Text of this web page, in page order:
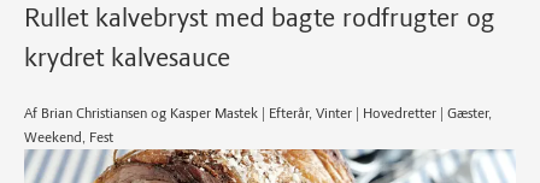
Rullet kalvebryst med bagte rodfrugter og
krydret kalvesauce
Af Brian Christiansen og Kasper Mastek | Efterår, Vinter | Hovedretter | Gæster,
Weekend, Fest